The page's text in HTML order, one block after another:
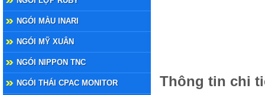
NGÓI MÀU INARI
NGÓI MỸ XUÂN
NGÓI NIPPON TNC
NGÓI THÁI CPAC MONITOR Thông tin chi